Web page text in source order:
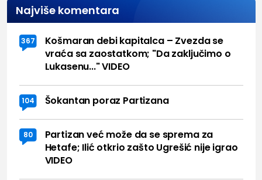
Najviše komentara
367
Košmaran debi kapitalca – Zvezda se
vraća sa zaostatkom; "Da zaključimo o
Lukasenu..." VIDEO
104 Šokantan poraz Partizana
80
Partizan već može da se sprema za
Hetafe; Ilić otkrio zašto Ugrešić nije igrao
VIDEO